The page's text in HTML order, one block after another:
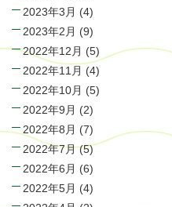
2023年3月 (4)
2023年2月 (9)
2022年12月 (5)
2022年11月 (4)
2022年10月 (5)
2022年9月 (2)
2022年8月 (7)
2022年7月(5)
2022年6月 (6)
2022年5月 (4)